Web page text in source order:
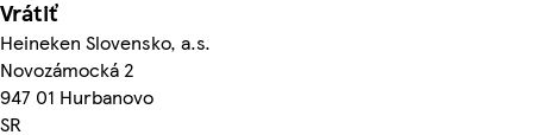
Vrátiť
Heineken Slovensko, a.s.
Novozámocká 2
947 01 Hurbanovo
SR